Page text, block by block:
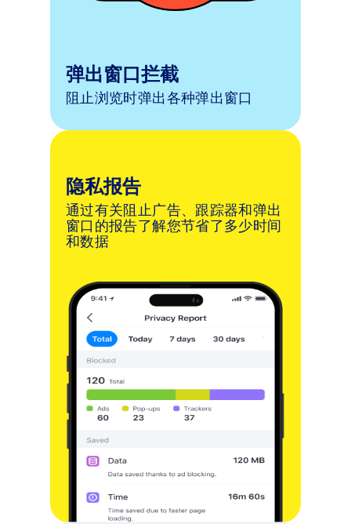
弹出窗口拦截
阻止浏览时弹出各种弹出窗口
隐私报告
通过有关阻止广告、跟踪器和弹出
窗口的报告了解您节省了多少时间
和数据